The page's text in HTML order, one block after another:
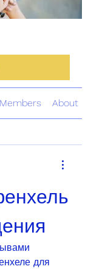
Members About
для